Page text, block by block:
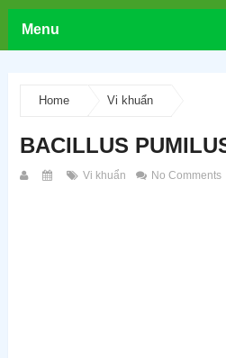
Menu
Home Vi khuẩn
BACILLUS
Vi khuẩn No Comments